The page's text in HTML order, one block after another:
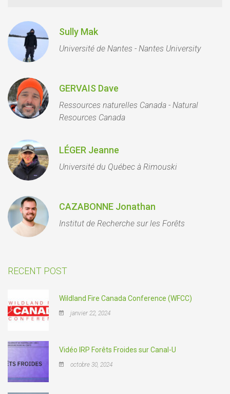
Sully Mak
Université de Nantes - Nantes University
GERVAIS Dave
Ressources naturelles Canada - Natural
Resources Canada
LÉGER Jeanne
Université du Québec à Rimouski
CAZABONNE Jonathan
Institut de Recherche sur les Forêts
RECENT POST
Wildland Fire Canada Conference (WFCC)
janvier 22, 2024
Vidéo IRP Forêts Froides sur Canal-U
octobre 30, 2024